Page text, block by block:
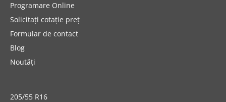
Programare Online
Solicitați cotație preț
Formular de contact
Blog
Noutăți
205/55 R16